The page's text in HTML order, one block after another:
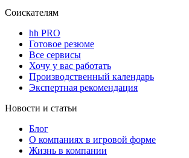
Соискателям
hh PRO
Готовое резюме
Все сервисы
Хочу у вас работать
Производственный календарь
Экспертная рекомендация
Новости и статьи
Блог
О компаниях в игровой форме
Жизнь в компании